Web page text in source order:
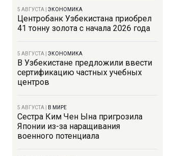
5 АВГУСТА ЭКОНОМИКА
Центробанк Узбекистана приобрел
41 тонну золота с начала 2026 года
5 АВГУСТА ЭКОНОМИКА
В Узбекистане предложили ввести
сертификацию частных учебных
центров
5 АВГУСТА В МИРЕ
Сестра Ким Чен Ына пригрозила
Японии из-за наращивания
военного потенциала